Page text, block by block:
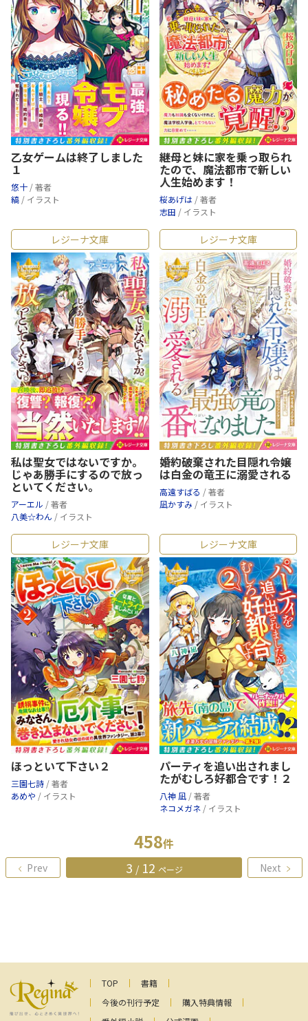
乙女ゲームは終了しました
１
悠十 / 著者
縞 / イラスト
継母と妹に家を乗っ取られ
たので、魔法都市で新しい
人生始めます！
桜あげは / 著者
志田 / イラスト
レジーナ文庫
私は聖女ではないですか。
じゃあ勝手にするので放っ
といてください。
アーエル / 著者
八美☆わん / イラスト
レジーナ文庫
婚約破棄された目隠れ令嬢
は白金の竜王に溺愛される
高遠すばる / 著者
凪かすみ / イラスト
レジーナ文庫
ほっといて下さい２
三園七詩 / 著者
あめや / イラスト
レジーナ文庫
パーティを追い出されまし
たがむしろ好都合です！２
八神 凪 / 著者
ネコメガネ / イラスト
458件
Prev 3 /12 ページ Next
TOP
書籍
今後の刊行予定
購入特典情報